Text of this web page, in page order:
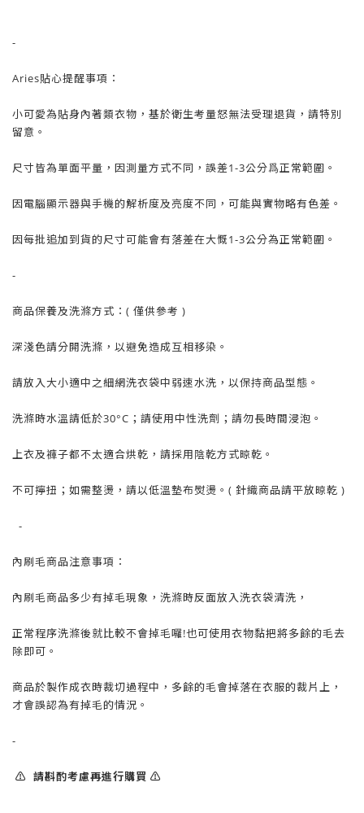
-
Aries貼心提醒事項：
小可愛為貼身內著類衣物，基於衛生考量怒無法受理退貨，請特別
留意。
尺寸皆為單面平量，因測量方式不同，誤差1-3公分爲正常範圍。
因電腦顯示器與手機的解析度及亮度不同，可能與實物略有色差。
因每批追加到貨的尺寸可能會有落差在大慨1-3公分為正常範圍。
-
商品保養及洗滌方式：( 僅供參考 )
深淺色請分開洗滌，以避免造成互相移染。
請放入大小適中之細網洗衣袋中弱速水洗，以保持商品型態。
洗滌時水溫請低於30°C；請使用中性洗劑；請勿長時間浸泡。
上衣及褲子都不太適合烘乾，請採用陰乾方式晾乾。
不可擰扭；如需整燙，請以低溫墊布熨燙。( 針織商品請平放晾乾 )
-
內刷毛商品注意事項：
內刷毛商品多少有掉毛現象，洗滌時反面放入洗衣袋清洗，
正常程序洗滌後就比較不會掉毛囉!也可使用衣物黏把將多餘的毛去
除即可。
商品於製作成衣時裁切過程中，多餘的毛會掉落在衣服的裁片上，
才會誤認為有掉毛的情況。
-
⚠️ 請斟酌考慮再進行購買 ⚠️